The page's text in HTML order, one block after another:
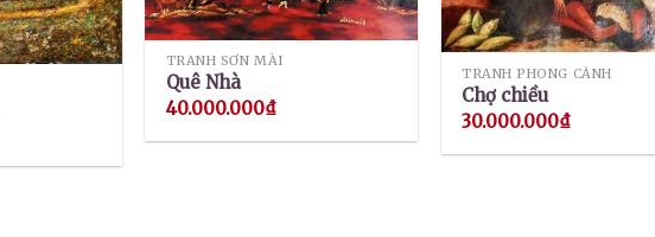
TRANH SƠN MÀI
Quê Nhà
40.000.000₫
TRANH PHONG CẢNH
Chợ chiều
30.000.000₫